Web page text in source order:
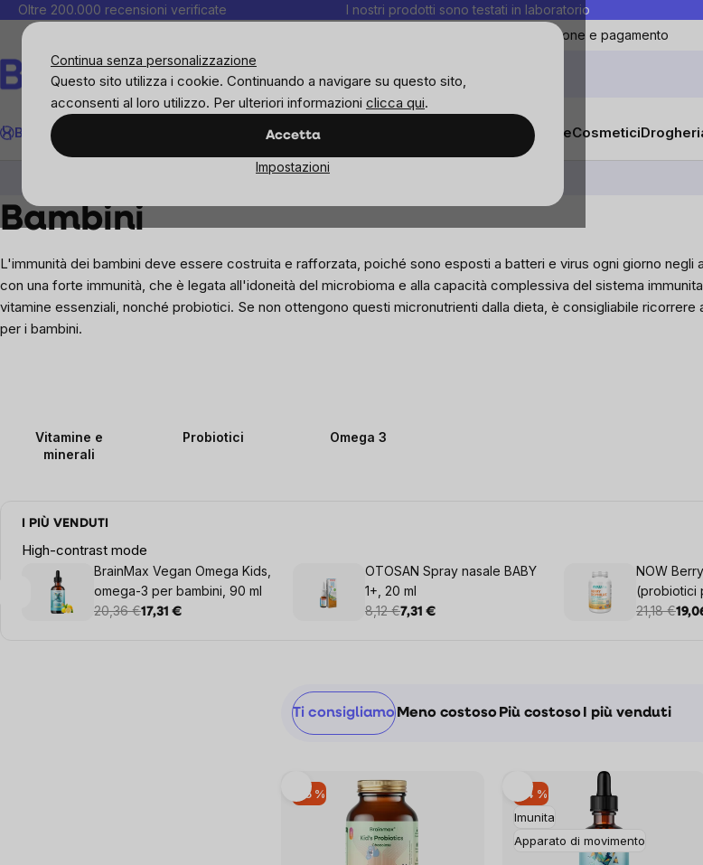
Continua senza personalizzazione
Questo sito utilizza i cookie. Continuando a navigare su questo sito,
acconsenti al loro utilizzo. Per ulteriori informazioni clicca qui.
Accetta
Impostazioni
Salta
contenuto
Oltre 200.000 recensioni verificate I nostri prodotti sono testati in laboratorio
Spedizione e pagamento
Cerca
BrainMax AlimentiAlimentazione sana Integratori e vitamineCosmetici
Bambini
L'immunità dei bambini deve essere costruita e rafforzata, poiché sono esposti a batteri e virus ogni giorno negli
con una forte immunità, che è legata all'idoneità del microbioma e alla capacità complessiva del sistema
vitamine essenziali, nonché probiotici. Se non ottengono questi micronutrienti dalla dieta, è consigliabile
per i bambini.
Vitamine e
minerali
Probiotici Omega 3
I PIÙ VENDUTI
High-contrast mode
BrainMax Vegan Omega Kids,
omega-3 per bambini, 90 ml
20,36 €17,31 €
OTOSAN Spray nasale BABY
1+, 20 ml
8,12 €7,31 €
NOW
(probiotici
losanghe
21,18 €
Ordinamento
prodotti
Ti consigliamo Meno costoso Più costoso I più venduti
List
products
–15 %
Imunita
Apparato di movimento
–14 %